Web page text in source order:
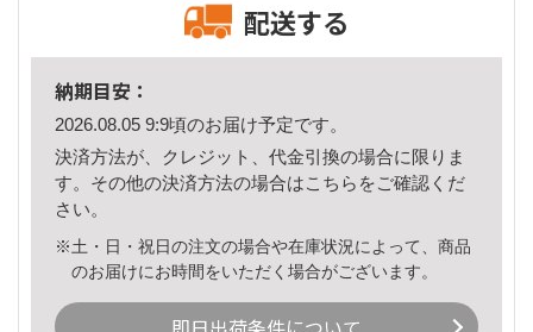
配送する
納期目安：
2026.08.05 9:9頃のお届け予定です。
決済方法が、クレジット、代金引換の場合に限りま
す。その他の決済方法の場合はこちら をご確認くだ
さい。
※土・日・祝日の注文の場合や在庫状況によって、商品
のお届けにお時間をいただく場合がございます。